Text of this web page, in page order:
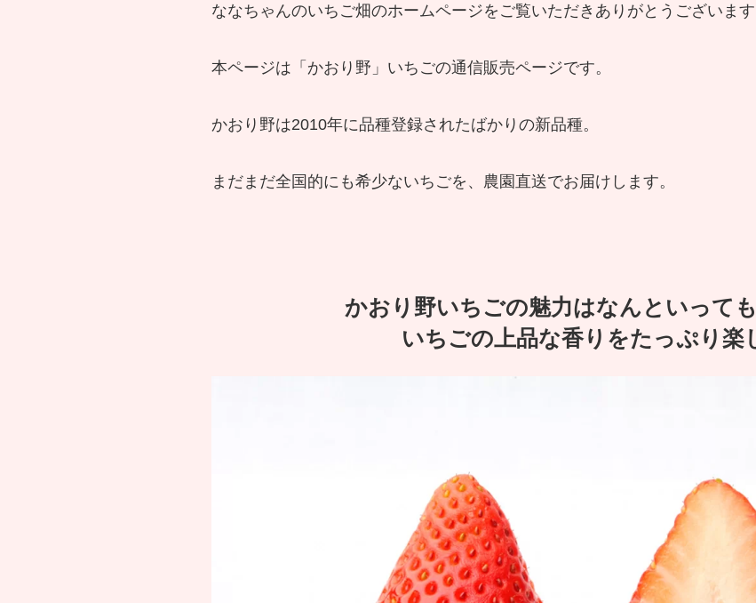
ななちゃんのいちご畑のホームページをご覧いただきありがとうございます
本ページは「かおり野」いちごの通信販売ページです。
かおり野は2010年に品種登録されたばかりの新品種。
まだまだ全国的にも希少ないちごを、農園直送でお届けします。
かおり野いちごの魅力はなんといって
いちごの上品な香りをたっぷり楽